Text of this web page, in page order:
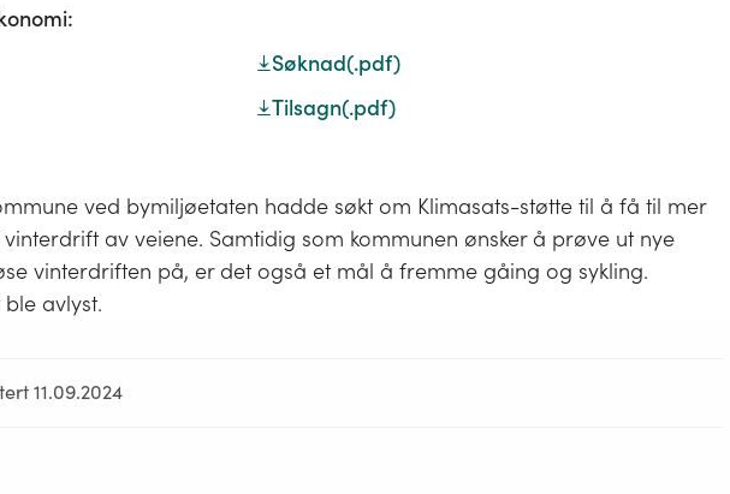
Søknad(.pdf)
Tilsagn(.pdf)
ved bymiljøetaten hadde søkt om Klimasats-støtte til å få til mer
av veiene. Samtidig som kommunen ønsker å prøve ut nye
vinterdriften på, er det også et mål å fremme gåing og sykling.
avlyst.
11.09.2024